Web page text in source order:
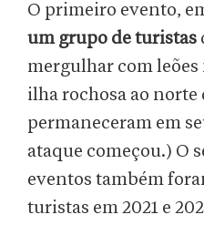
O primeiro evento,
um grupo de turistas
mergulhar com
ilha rochosa ao norte
permaneceram em
ataque começou.) O
eventos também
turistas em 2021 e